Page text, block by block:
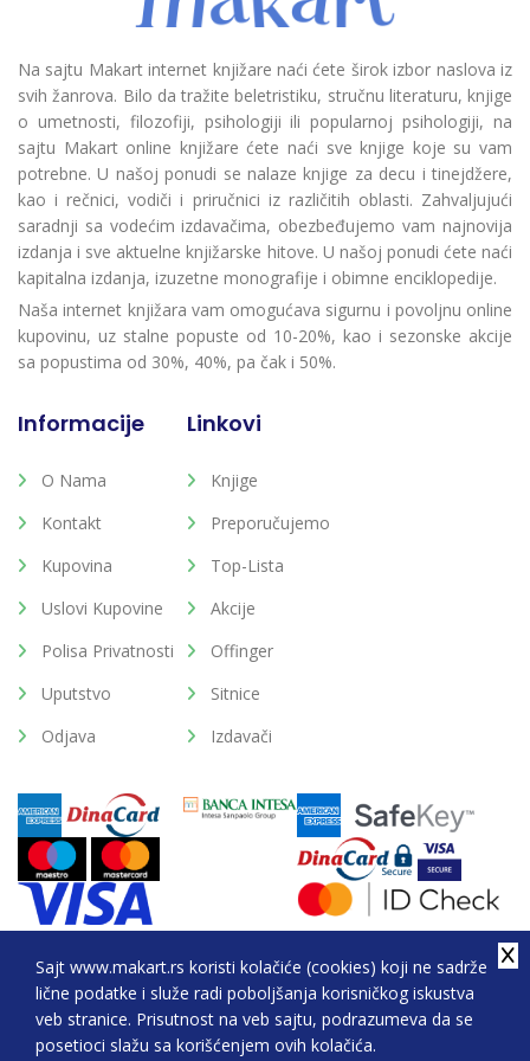
Sajt www.makart.rs koristi kolačiće (cookies) koji ne sadrže
lične podatke i služe radi poboljšanja korisničkog iskustva
veb stranice. Prisutnost na veb sajtu, podrazumeva da se
posetioci slažu sa korišćenjem ovih kolačića.
Na sajtu Makart internet knjižare naći ćete širok izbor naslova iz
svih žanrova. Bilo da tražite beletristiku, stručnu literaturu, knjige
o umetnosti, filozofiji, psihologiji ili popularnoj psihologiji, na
sajtu Makart online knjižare ćete naći sve knjige koje su vam
potrebne. U našoj ponudi se nalaze knjige za decu i tinejdžere,
kao i rečnici, vodiči i priručnici iz različitih oblasti. Zahvaljujući
saradnji sa vodećim izdavačima, obezbeđujemo vam najnovija
izdanja i sve aktuelne knjižarske hitove. U našoj ponudi ćete naći
kapitalna izdanja, izuzetne monografije i obimne enciklopedije.
Naša internet knjižara vam omogućava sigurnu i povoljnu online
kupovinu, uz stalne popuste od 10-20%, kao i sezonske akcije
sa popustima od 30%, 40%, pa čak i 50%.
Informacije
O Nama
Kontakt
Kupovina
Uslovi Kupovine
Polisa Privatnosti
Uputstvo
Odjava
Linkovi
Knjige
Preporučujemo
Top-Lista
Akcije
Offinger
Sitnice
Izdavači
2026. All Rights Reserved © Makart.rs - MAKART DOO
BEOGRAD (NOVI BEOGRAD), PIB: 105184104, MB: